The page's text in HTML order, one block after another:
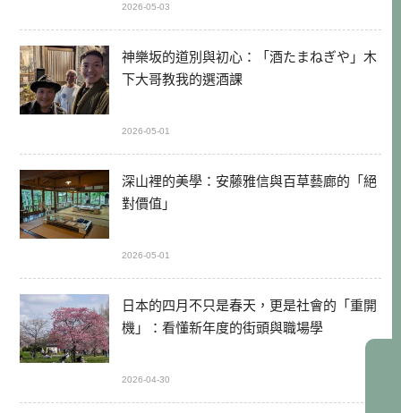
2026-05-03
神樂坂的道別與初心：「酒たまねぎや」木
下大哥教我的選酒課
2026-05-01
深山裡的美學：安藤雅信與百草藝廊的「絕
對價值」
2026-05-01
日本的四月不只是春天，更是社會的「重開
機」：看懂新年度的街頭與職場學
2026-04-30